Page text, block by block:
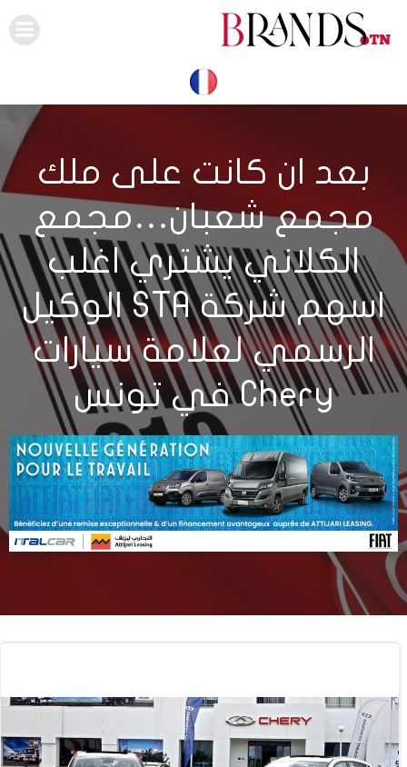
بعد ان كانت على ملك
مجمع شعبان…مجمع
الكلاني يشتري اغلب
اسهم شركة STA الوكيل
الرسمي لعلامة سيارات
Chery في تونس